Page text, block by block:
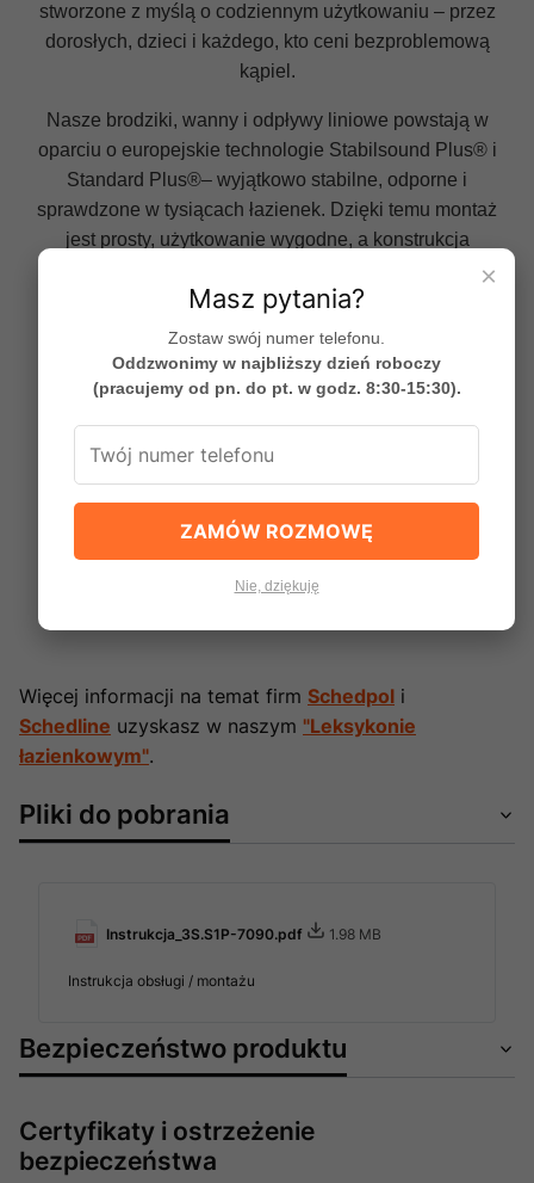
stworzone z myślą o codziennym użytkowaniu – przez
dorosłych, dzieci i każdego, kto ceni bezproblemową
kąpiel.
Nasze brodziki, wanny i odpływy liniowe powstają w
oparciu o europejskie technologie Stabilsound Plus® i
Standard Plus®– wyjątkowo stabilne, odporne i
sprawdzone w tysiącach łazienek. Dzięki temu montaż
jest prosty, użytkowanie wygodne, a konstrukcja
Schedline® oferuje także gotowe systemy do
zabudowy pod płytkę, które zapewniają idealne
podparcie, bezpieczeństwo użytkowania i szybkość
Produkty tworzymy w Polsce, opierając się na blisko
45 latach doświadczenia. Każdy element został
zaprojektowany po to, by Twoja łazienka była
miejscem komfortowej i bezpiecznej kąpieli przez
Więcej informacji na temat firm Schedpol i
Schedline uzyskasz w naszym "Leksykonie
łazienkowym".
Pliki do pobrania
Instrukcja_3S.S1P-7090.pdf 1.98 MB
Instrukcja obsługi / montażu
Bezpieczeństwo produktu
Certyfikaty i ostrzeżenie
bezpieczeństwa
×
Masz pytania?
Zostaw swój numer telefonu.
Oddzwonimy w najbliższy dzień roboczy
(pracujemy od pn. do pt. w godz. 8:30-15:30).
ZAMÓW ROZMOWĘ
Nie, dziękuję